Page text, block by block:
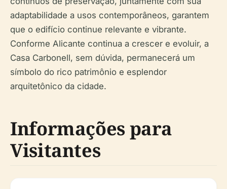
adaptabilidade a usos contemporâneos, garantem
que o edifício continue relevante e vibrante.
Conforme Alicante continua a crescer e evoluir, a
Casa Carbonell, sem dúvida, permanecerá um
símbolo do rico patrimônio e esplendor
arquitetônico da cidade.
Informações para
Visitantes